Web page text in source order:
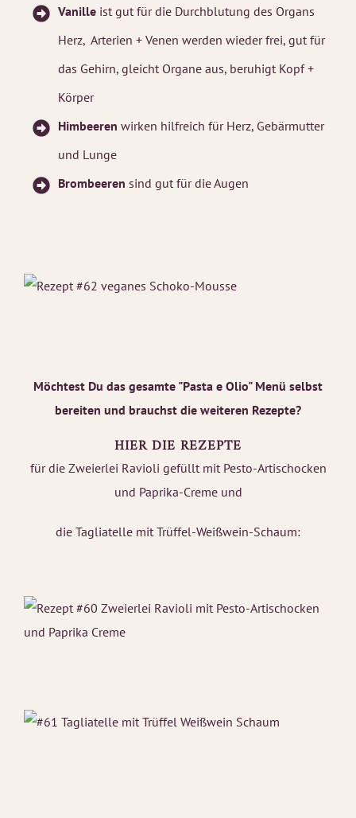
Vanille ist gut für die Durchblutung des Organs
Herz, Arterien + Venen werden wieder frei, gut für
das Gehirn, gleicht Organe aus, beruhigt Kopf +
Körper
Himbeeren wirken hilfreich für Herz, Gebärmutter
und Lunge
Brombeeren sind gut für die Augen
Möchtest Du das gesamte "Pasta e Olio" Menü selbst
bereiten und brauchst die weiteren Rezepte?
HIER DIE REZEPTE
für die Zweierlei Ravioli gefüllt mit Pesto-Artischocken
und Paprika-Creme und
die Tagliatelle mit Trüffel-Weißwein-Schaum: